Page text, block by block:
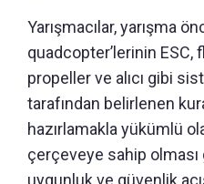
Yarışmacılar, yarışma
quadcopter’lerinin
propeller ve alıcı gibi
tarafından belirlenen
hazırlamakla yükümlü
çerçeveye sahip